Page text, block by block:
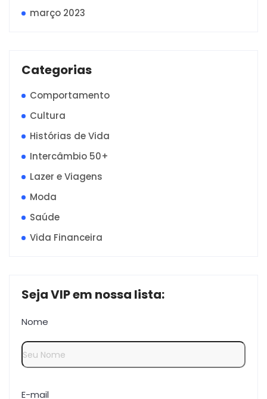
março 2023
Categorias
Comportamento
Cultura
Histórias de Vida
Intercâmbio 50+
Lazer e Viagens
Moda
Saúde
Vida Financeira
Seja VIP em nossa lista:
Nome
E-mail